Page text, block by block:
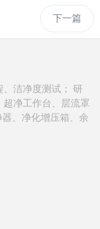
下一篇
洁净度测试； 研
净工作台、层流罩
器、净化增压箱、余